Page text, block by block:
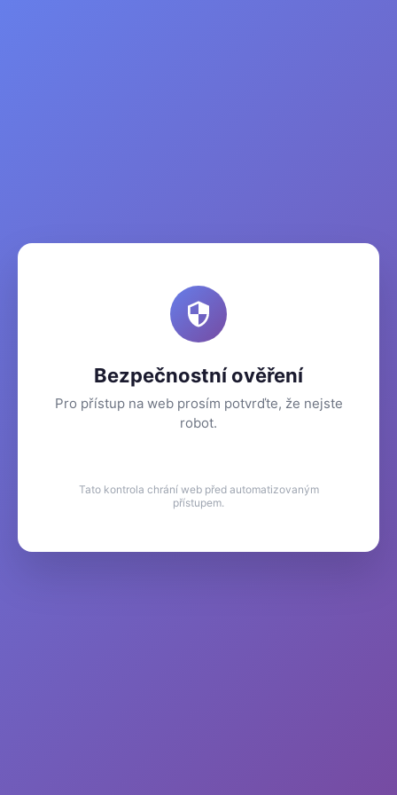
Bezpečnostní ověření
Pro přístup na web prosím potvrďte, že nejste
robot.
Tato kontrola chrání web před automatizovaným
přístupem.